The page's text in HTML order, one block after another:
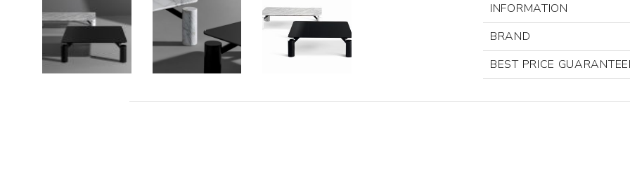
INFORMATION
BRAND
BEST PRICE